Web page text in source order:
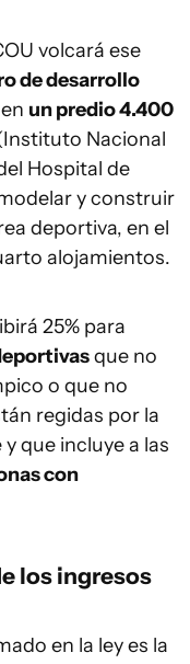
volcará ese
de desarrollo
un predio 4.400
Nacional
Hospital de
y construir
deportiva, en el
alojamientos.
25% para
que no
o que no
regidas por la
que incluye a las
con
los ingresos
en la ley es la